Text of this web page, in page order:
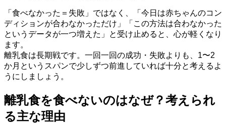
「食べなかった＝失敗」ではなく、「今日は赤ちゃんのコン
ディションが合わなかっただけ」「この方法は合わなかった
というデータが一つ増えた」と受け止めると、心が軽くなり
ます。
離乳食は長期戦です。一回一回の成功・失敗よりも、1〜2
か月というスパンで少しずつ前進していれば十分と考えるよ
うにしましょう。
離乳食を食べないのはなぜ？考えられ
る主な理由